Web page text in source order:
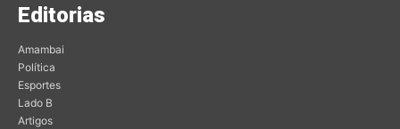
Editorias
Amambai
Política
Esportes
Lado B
Artigos